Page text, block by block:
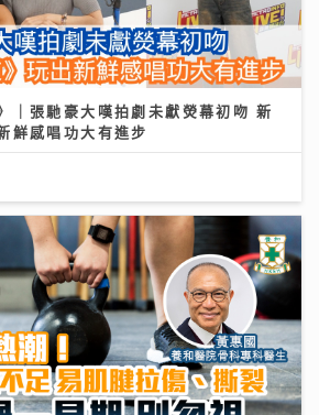
｜張馳豪大嘆拍劇未獻熒幕初吻 新
鮮感唱功大有進步